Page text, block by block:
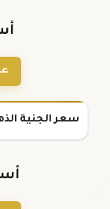
سعر الجنية